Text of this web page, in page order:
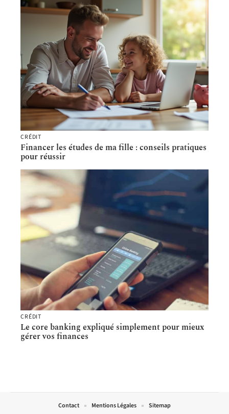
CRÉDIT
Financer les études de ma fille : conseils pratiques
pour réussir
CRÉDIT
Le core banking expliqué simplement pour mieux
gérer vos finances
Contact Mentions Légales Sitemap